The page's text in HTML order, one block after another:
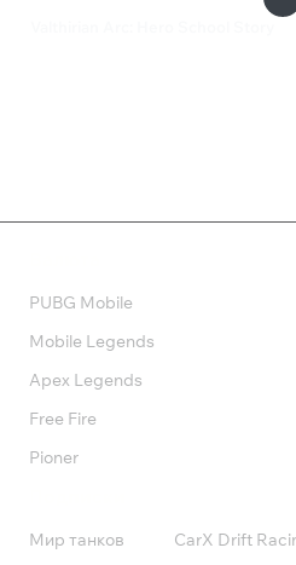
PUBG Mobile
Mobile Legends
Apex Legends
Free Fire
Pioner
Мир танков
CarX Drift